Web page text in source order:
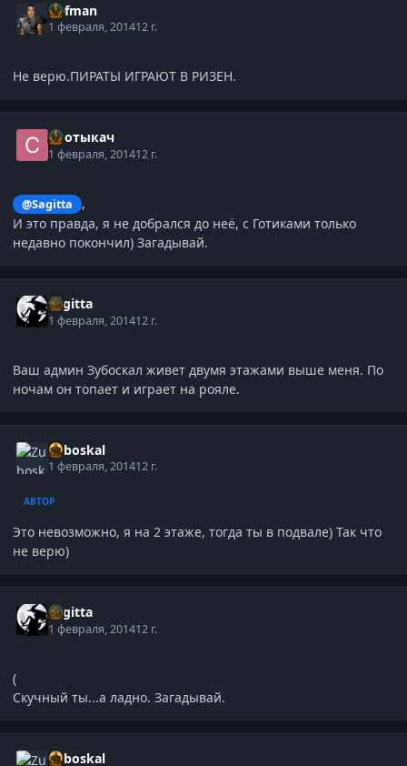
Defman
1 февраля, 201412 г.
Не верю.ПИРАТЫ ИГРАЮТ В РИЗЕН.
Спотыкач
1 февраля, 201412 г.
@Sagitta
,
И это правда, я не добрался до неё, с Готиками только
недавно покончил) Загадывай.
Sagitta
1 февраля, 201412 г.
Ваш админ Зубоскал живет двумя этажами выше меня. По
ночам он топает и играет на рояле.
Zuboskal
1 февраля, 201412 г.
АВТОР
Это невозможно, я на 2 этаже, тогда ты в подвале) Так что
не верю)
Sagitta
1 февраля, 201412 г.
(
Скучный ты...а ладно. Загадывай.
Zuboskal